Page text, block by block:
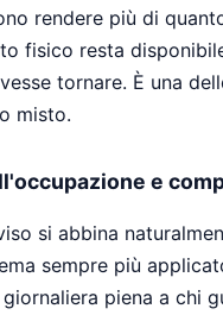
rendere più di
fisico resta
tornare. È una
misto.
e
si abbina
sempre più
piena a chi